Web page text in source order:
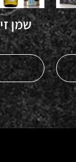
שמן